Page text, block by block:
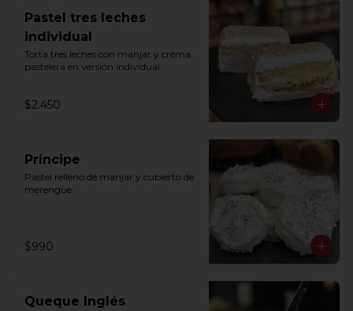
Pastel tres leches
individual
Torta tres leches con manjar y crema
pastelera en versión individual
$2.450
Príncipe
Pastel relleno de manjar y cubierto de
merengue
$990
Queque Inglés